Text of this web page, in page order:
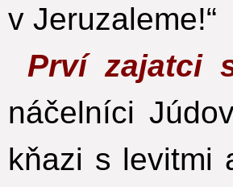
v Jeruzaleme!“
Prví zajatci
náčelníci
kňazi s levitmi